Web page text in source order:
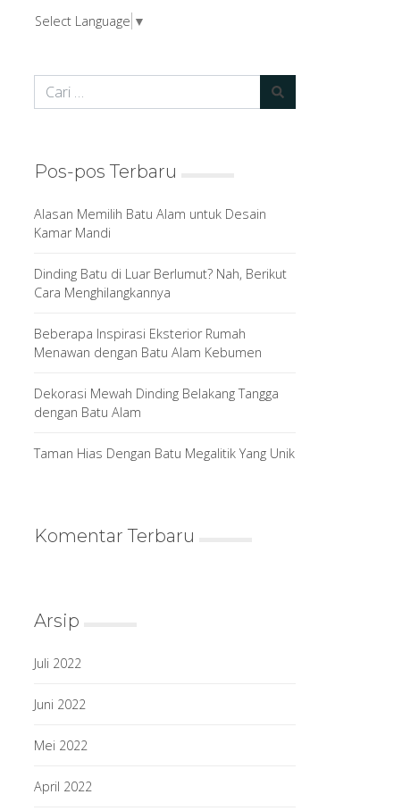
Select Language ▼
Pos-pos Terbaru
Alasan Memilih Batu Alam untuk Desain
Kamar Mandi
Dinding Batu di Luar Berlumut? Nah, Berikut
Cara Menghilangkannya
Beberapa Inspirasi Eksterior Rumah
Menawan dengan Batu Alam Kebumen
Dekorasi Mewah Dinding Belakang Tangga
dengan Batu Alam
Taman Hias Dengan Batu Megalitik Yang Unik
Komentar Terbaru
Arsip
Juli 2022
Juni 2022
Mei 2022
April 2022